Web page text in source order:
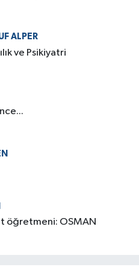
ALPER
ve Psikiyatri
öğretmeni: OSMAN